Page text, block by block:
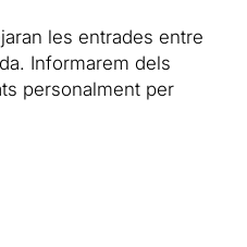
les entrades entre
Informarem dels
personalment per